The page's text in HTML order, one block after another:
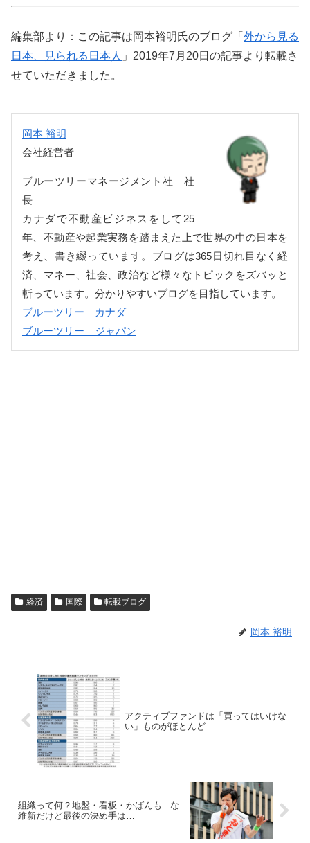
編集部より：この記事は岡本裕明氏のブログ「 外から見る
日本、見られる日本人 」2019年7月20日の記事より転載さ
せていただきました。
岡本 裕明
会社経営者
ブルーツリーマネージメント社 社
長
カナダで不動産ビジネスをして25
年、不動産や起業実務を踏まえた上で世界の中の日本を
考え、書き綴っています。ブログは365日切れ目なく経
済、マネー、社会、政治など様々なトピックをズバッと
斬っています。分かりやすいブログを目指しています。
ブルーツリー カナダ
ブルーツリー ジャパン
経済 国際 転載ブログ
岡本 裕明
アクティブファンドは「買ってはいけな
い」ものがほとんど
組織って何？地盤・看板・かばんも...な
維新だけど最後の決め手は…